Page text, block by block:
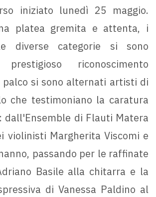
iniziato lunedì 25 maggio.
platea gremita e attenta, i
diverse categorie si sono
riconoscimento
palco si sono alternati artisti di
che testimoniano la caratura
dall'Ensemble di Flauti Matera
violinisti Margherita Viscomi e
passando per le raffinate
Basile alla chitarra e la
di Vanessa Paldino al